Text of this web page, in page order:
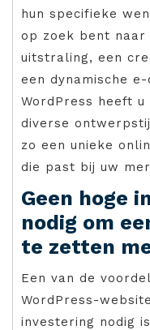
hun specifieke
op zoek bent
uitstraling, een
een dynamische
WordPress heeft
diverse
zo een unieke
die past bij uw
Geen hoge
nodig om
te zetten
Een van de
WordPress-
investering nodig